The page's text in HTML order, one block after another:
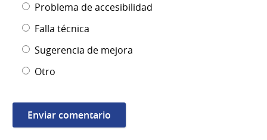
Problema de accesibilidad
Falla técnica
Sugerencia de mejora
Otro